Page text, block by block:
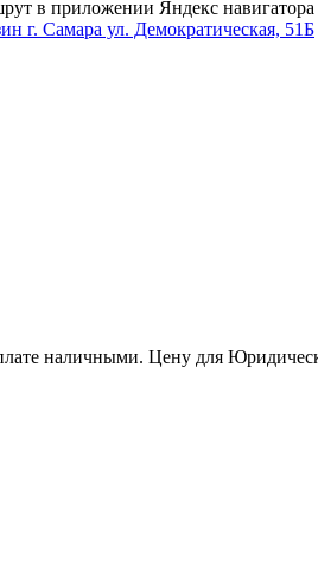
в приложении Яндекс навигатора
г. Самара ул. Демократическая, 51Б
наличными. Цену для